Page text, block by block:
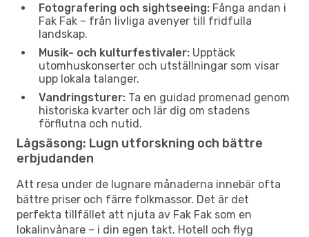
Fotografering och sightseeing: Fånga andan i
Fak Fak – från livliga avenyer till fridfulla
landskap.
Musik- och kulturfestivaler: Upptäck
utomhuskonserter och utställningar som visar
upp lokala talanger.
Vandringsturer: Ta en guidad promenad genom
historiska kvarter och lär dig om stadens
förflutna och nutid.
Lågsäsong: Lugn utforskning och bättre
erbjudanden
Att resa under de lugnare månaderna innebär ofta
bättre priser och färre folkmassor. Det är det
perfekta tillfället att njuta av Fak Fak som en
lokalinvånare – i din egen takt. Hotell och flyg